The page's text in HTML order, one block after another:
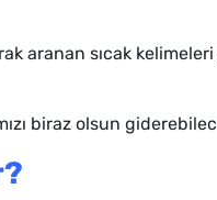
aranan sıcak
biraz olsun